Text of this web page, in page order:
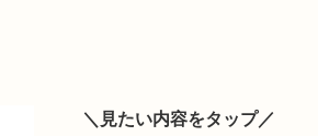
＼見たい内容をタップ／